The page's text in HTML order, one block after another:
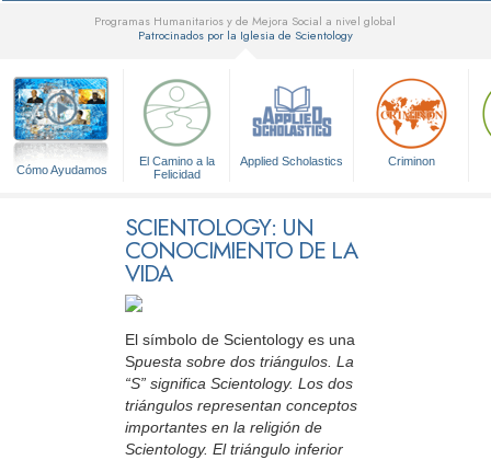
Programas Humanitarios y de Mejora Social a nivel global
Patrocinados por la Iglesia de Scientology
Cómo Ayudamos
El Camino a la
Felicidad
Applied Scholastics Criminon
SCIENTOLOGY: UN
CONOCIMIENTO DE LA
VIDA
El símbolo de Scientology es una
Spuesta sobre dos triángulos. La
“S” significa Scientology. Los dos
triángulos representan conceptos
importantes en la religión de
Scientology. El triángulo inferior